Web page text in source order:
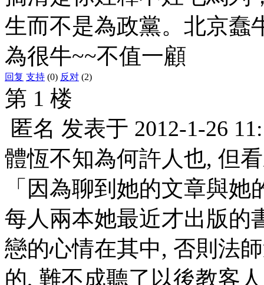
生而不是為政黨。北京蠢
為很牛~~不值一顧
回复 支持 (0) 反对 (2)
第 1 楼
匿名 发表于 2012-1-26
體恆不知為何許人也, 但
「因為聊到她的文章與
每人兩本她最近才出版的
戀的心情在其中, 否則法
的, 難不成聽了以後教客